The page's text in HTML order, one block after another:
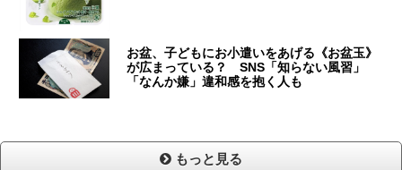
お盆、子どもにお小遣いをあげる《お盆玉》
が広まっている？ SNS「知らない風習」
「なんか嫌」違和感を抱く人も
もっと見る